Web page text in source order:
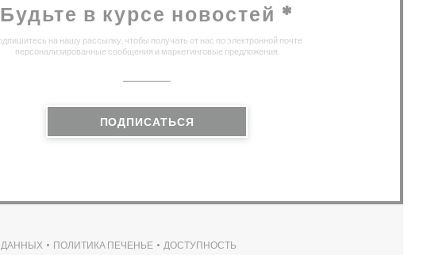
Будьте в курсе новостей *
на нашу рассылку, чтобы получать от нас по электронной почте
персонализированные сообщения и маркетинговые предложения.
ПОДПИСАТЬСЯ
ДАННЫХ
В НОВОМ ОКНЕ))
ПОЛИТИКА ПЕЧЕНЬЕ
((ОТКРЫВАЕТСЯ В НОВОМ ОКНЕ))
ДОСТУПНОСТЬ
((ОТКРЫВАЕТСЯ В НОВОМ ОКНЕ))